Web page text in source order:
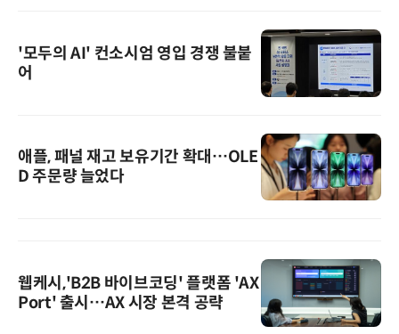
'모두의 AI' 컨소시엄 영입 경쟁 불붙
어
애플, 패널 재고 보유기간 확대…OLE
D 주문량 늘었다
웹케시,'B2B 바이브코딩' 플랫폼 'AX
Port' 출시…AX 시장 본격 공략